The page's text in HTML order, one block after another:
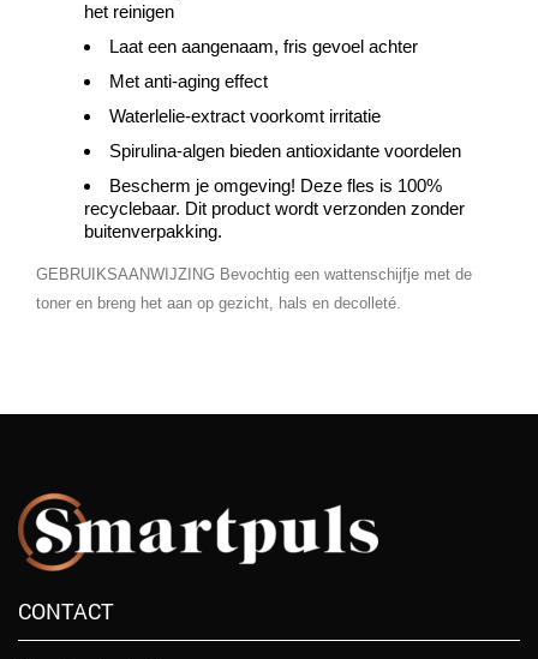
het reinigen
Laat een aangenaam, fris gevoel achter
Met anti-aging effect
Waterlelie-extract voorkomt irritatie
Spirulina-algen bieden antioxidante voordelen
Bescherm je omgeving! Deze fles is 100%
recyclebaar. Dit product wordt verzonden zonder
buitenverpakking.
GEBRUIKSAANWIJZING Bevochtig een wattenschijfje met de
toner en breng het aan op gezicht, hals en decolleté.
CONTACT